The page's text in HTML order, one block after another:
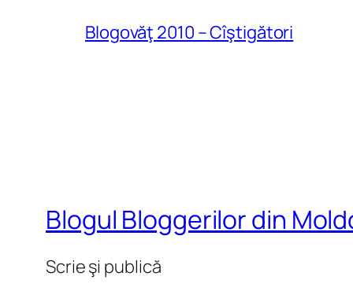
Blogovăţ 2010 – Cîştigători
Blogul Bloggerilor din
Scrie şi publică